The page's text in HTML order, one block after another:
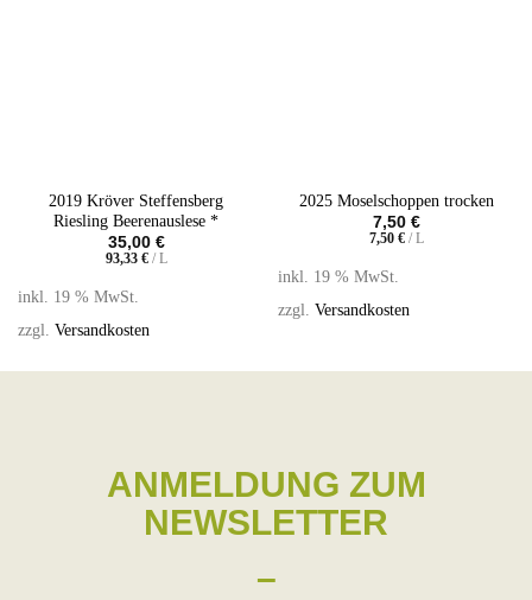
2019 Kröver Steffensberg
Riesling Beerenauslese *
35,00 €
93,33 €/L
inkl. 19 % MwSt.
zzgl. Versandkosten
2025 Moselschoppen trocken
7,50 €
7,50 €/L
inkl. 19 % MwSt.
zzgl. Versandkosten
ANMELDUNG ZUM
NEWSLETTER
–